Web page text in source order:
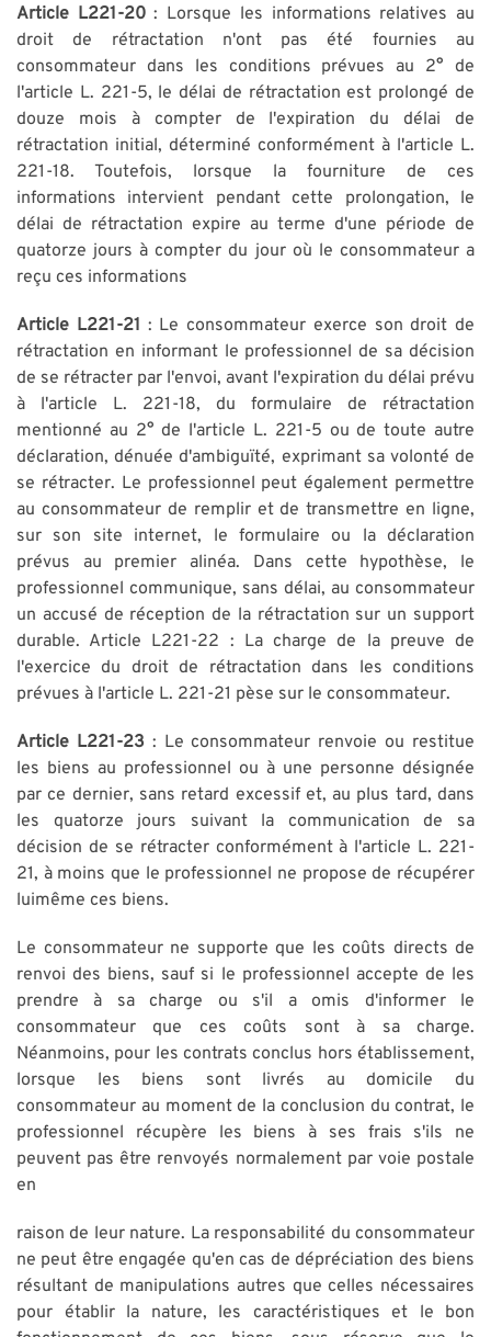
Article L221-20: Lorsque les informations relatives au
droit de rétractation n'ont pas été fournies au
consommateur dans les conditions prévues au 2° de
l'article L. 221-5, le délai de rétractation est prolongé de
douze mois à compter de l'expiration du délai de
rétractation initial, déterminé conformément à l'article L.
221-18. Toutefois, lorsque la fourniture de ces
informations intervient pendant cette prolongation, le
délai de rétractation expire au terme d'une période de
quatorze jours à compter du jour où le consommateur a
reçu ces informations
Article L221-21 : Le consommateur exerce son droit de
rétractation en informant le professionnel de sa décision
de se rétracter par l'envoi, avant l'expiration du délai prévu
à l'article L. 221-18, du formulaire de rétractation
mentionné au 2° de l'article L. 221-5 ou de toute autre
déclaration, dénuée d'ambiguïté, exprimant sa volonté de
se rétracter. Le professionnel peut également permettre
au consommateur de remplir et de transmettre en ligne,
sur son site internet, le formulaire ou la déclaration
prévus au premier alinéa. Dans cette hypothèse, le
professionnel communique, sans délai, au consommateur
un accusé de réception de la rétractation sur un support
durable. Article L221-22 : La charge de la preuve de
l'exercice du droit de rétractation dans les conditions
prévues à l'article L. 221-21 pèse sur le consommateur.
Article L221-23: Le consommateur renvoie ou restitue
les biens au professionnel ou à une personne désignée
par ce dernier, sans retard excessif et, au plus tard, dans
les quatorze jours suivant la communication de sa
décision de se rétracter conformément à l'article L. 221-
21, à moins que le professionnel ne propose de récupérer
luimême ces biens.
Le consommateur ne supporte que les coûts directs de
renvoi des biens, sauf si le professionnel accepte de les
prendre à sa charge ou s'il a omis d'informer le
consommateur que ces coûts sont à sa charge.
Néanmoins, pour les contrats conclus hors établissement,
lorsque les biens sont livrés au domicile du
consommateur au moment de la conclusion du contrat, le
professionnel récupère les biens à ses frais s'ils ne
peuvent pas être renvoyés normalement par voie postale
en
raison de leur nature. La responsabilité du consommateur
ne peut être engagée qu'en cas de dépréciation des biens
résultant de manipulations autres que celles nécessaires
pour établir la nature, les caractéristiques et le bon